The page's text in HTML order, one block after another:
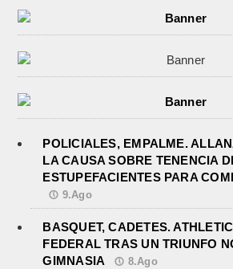
POLICIALES, EMPALME.
LA CAUSA SOBRE TENENCIA
ESTUPEFACIENTES PARA
9.Ago
BASQUET, CADETES.
FEDERAL TRAS UN TRIUNFO
GIMNASIA
8.Ago